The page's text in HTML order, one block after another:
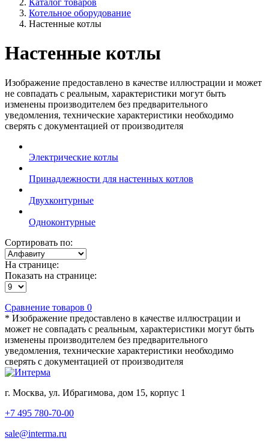
Каталог товаров
Котельное оборудование
Настенные котлы
Настенные котлы
Изображение предоставлено в качестве иллюстрации и может
не совпадать с реальным, характеристики могут быть
изменены производителем без предварительного
уведомления, технические характеристики необходимо
сверять с документацией от производителя
Электрические котлы
Принадлежности для настенных котлов
Двухконтурные
Одноконтурные
Сортировать по:
На странице:
Показать на странице:
Сравнение товаров 0
* Изображение предоставлено в качестве иллюстрации и
может не совпадать с реальным, характеристики могут быть
изменены производителем без предварительного
уведомления, технические характеристики необходимо
сверять с документацией от производителя
г. Москва, ул. Ибрагимова, дом 15, корпус 1
+7 495 780-70-00
sale@interma.ru